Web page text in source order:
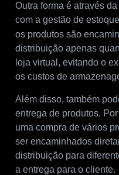
Outra forma é através
com a gestão de
os produtos são
distribuição apenas
loja virtual, evitando o
os custos de
Além disso, também
entrega de produtos.
uma compra de vários
ser encaminhados
distribuição para
a entrega para o cliente.